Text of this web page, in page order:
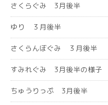
さくらぐみ 3月後半
ゆり ３月後半
さくらんぼぐみ ３月後半
すみれぐみ 3月後半の様子
ちゅうりっぷ 3月後半